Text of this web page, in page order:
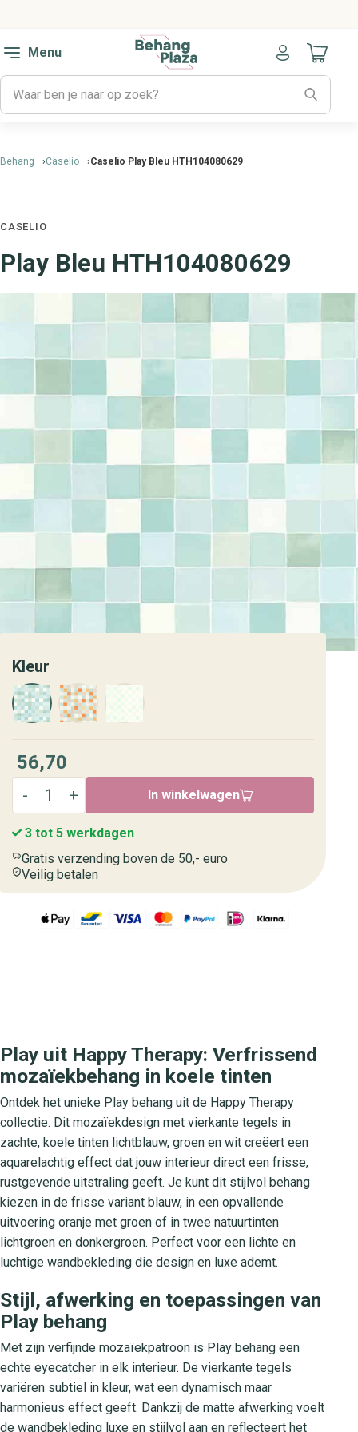
Menu
Naar
Behang Caselio Caselio Play Bleu HTH104080629
CASELIO
Play Bleu HTH104080629
Kleur
56,70
In winkelwagen
3 tot 5 werkdagen
Gratis verzending boven de 50,- euro
Veilig betalen
Play uit Happy Therapy: Verfrissend
mozaïekbehang in koele tinten
Ontdek het unieke Play behang uit de Happy Therapy
collectie. Dit mozaïekdesign met vierkante tegels in
zachte, koele tinten lichtblauw, groen en wit creëert een
aquarelachtig effect dat jouw interieur direct een frisse,
rustgevende uitstraling geeft. Je kunt dit stijlvol behang
kiezen in de frisse variant blauw, in een opvallende
uitvoering oranje met groen of in twee natuurtinten
lichtgroen en donkergroen. Perfect voor een lichte en
luchtige wandbekleding die design en luxe ademt.
Stijl, afwerking en toepassingen van
Play behang
Met zijn verfijnde mozaïekpatroon is Play behang een
echte eyecatcher in elk interieur. De vierkante tegels
variëren subtiel in kleur, wat een dynamisch maar
harmonieus effect geeft. Dankzij de matte afwerking voelt
de wandbekleding luxe en stijlvol aan en reflecteert het